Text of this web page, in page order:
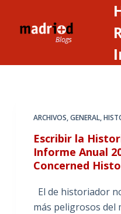
ARCHIVOS,GENERAL,
Escribir la
Informe Anual
Concerned
El de historiador
más peligrosos del